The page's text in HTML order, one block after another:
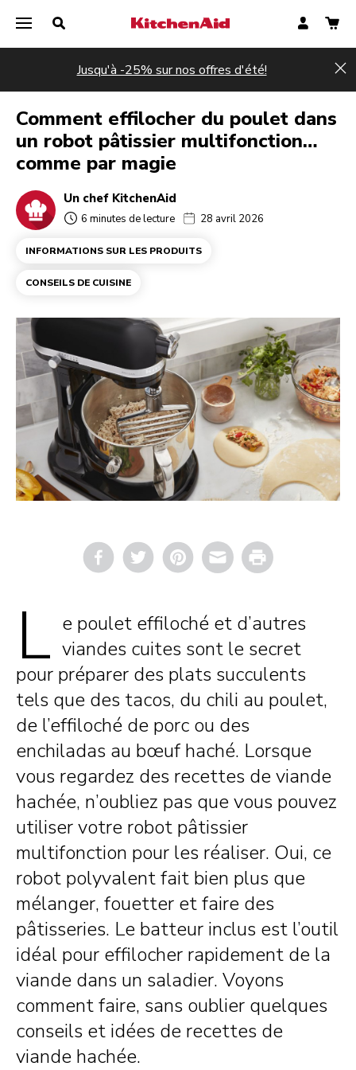
Jusqu'à -25% sur nos offres d'été!
Comment effilocher du poulet dans
un robot pâtissier multifonction…
comme par magie
Un chef KitchenAid
6 minutes de lecture 28 avril 2026
INFORMATIONS SUR LES PRODUITS
CONSEILS DE CUISINE
Email Print
L e poulet effiloché et d’autres
viandes cuites sont le secret
pour préparer des plats succulents
tels que des tacos, du chili au poulet,
de l’effiloché de porc ou des
enchiladas au bœuf haché. Lorsque
vous regardez des recettes de viande
hachée, n’oubliez pas que vous pouvez
utiliser votre robot pâtissier
multifonction pour les réaliser. Oui, ce
robot polyvalent fait bien plus que
mélanger, fouetter et faire des
pâtisseries. Le batteur inclus est l’outil
idéal pour effilocher rapidement de la
viande dans un saladier. Voyons
comment faire, sans oublier quelques
conseils et idées de recettes de
viande hachée.